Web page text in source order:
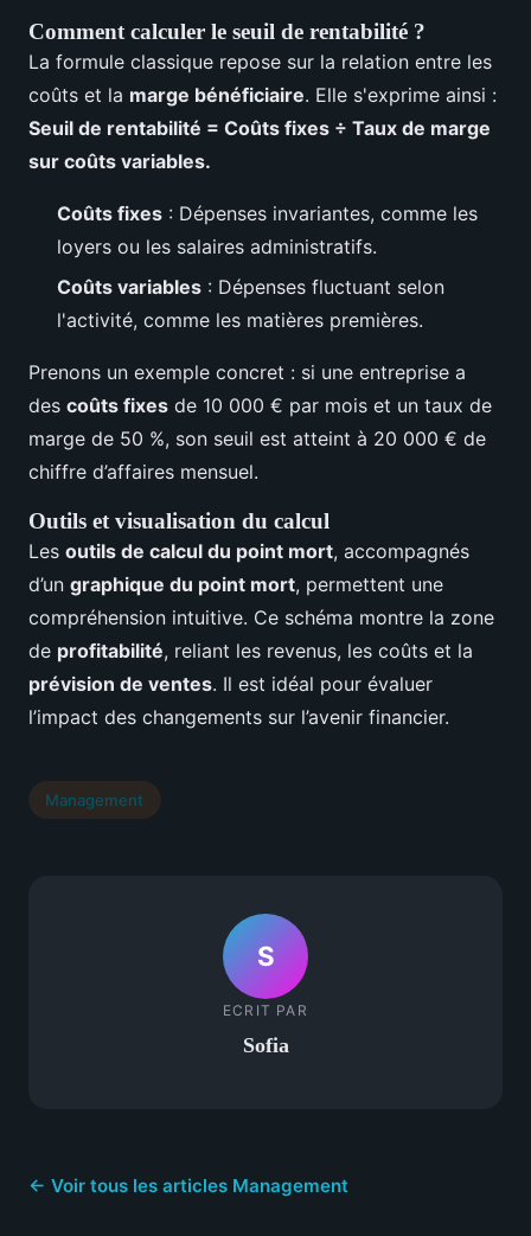
Comment calculer le seuil de rentabilité ?
La formule classique repose sur la relation entre les
coûts et la marge bénéficiaire. Elle s'exprime ainsi :
Seuil de rentabilité = Coûts fixes ÷ Taux de marge
sur coûts variables.
Coûts fixes : Dépenses invariantes, comme les
loyers ou les salaires administratifs.
Coûts variables : Dépenses fluctuant selon
l'activité, comme les matières premières.
Prenons un exemple concret : si une entreprise a
des coûts fixes de 10 000 € par mois et un taux de
marge de 50 %, son seuil est atteint à 20 000 € de
chiffre d’affaires mensuel.
Outils et visualisation du calcul
Les outils de calcul du point mort, accompagnés
d’un graphique du point mort, permettent une
compréhension intuitive. Ce schéma montre la zone
de profitabilité, reliant les revenus, les coûts et la
prévision de ventes. Il est idéal pour évaluer
l’impact des changements sur l’avenir financier.
Management
S
ECRIT PAR
Sofia
← Voir tous les articles Management